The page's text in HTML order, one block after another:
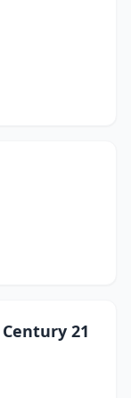
21